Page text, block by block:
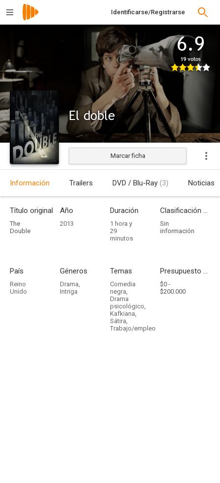
Identificarse/Registrarse
6.9
19 votos
El doble
Estrenada
Marcar ficha
Información Trailers DVD / Blu-Ray (3) Noticias
Título original
The
Double
Año
2013
Duración
1 hora y
29
minutos
Clasificación por edades
Sin
información
País
Reino
Unido
Géneros
Drama,
Intriga
Temas
Comedia
negra,
Drama
psicológico,
Kafkiana,
Sátira,
Trabajo/empleo
Presupuesto - Ingresos
$0 -
$200.000